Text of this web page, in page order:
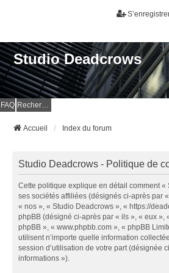
Studio Deadcrows
FAQ Rechercher
Accueil Index du forum
Studio Deadcrows - Politique de
Cette politique explique en détail comment «
ses sociétés affiliées (désignés ci-après par
« nos », « Studio Deadcrows », « https://
phpBB (désigné ci-après par « ils », « eux »,
phpBB », « www.phpbb.com », « phpBB
utilisent n’importe quelle information
session d’utilisation de votre part (désignée
informations »).